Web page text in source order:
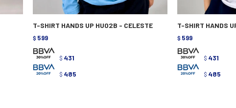
T-SHIRT HANDS UP HU02B - CELESTE
$ 599
$ 431
$ 485
T-SHIRT HANDS
$ 599
$ 431
$ 485